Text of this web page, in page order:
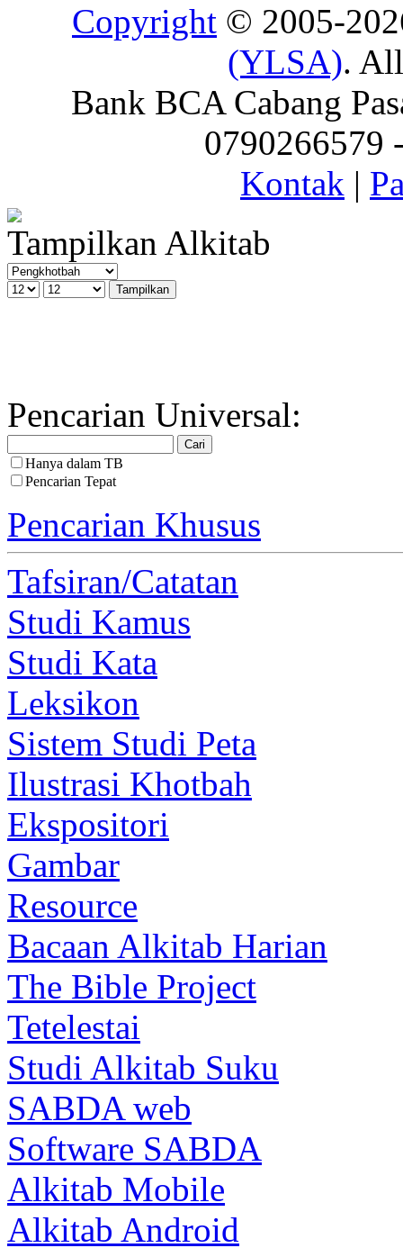
Copyright © 2005-
(YLSA).
Bank BCA Cabang
0790266579
Kontak |
Tampilkan Alkitab
Pencarian Universal:
Hanya dalam TB
Pencarian Tepat
Pencarian Khusus
Tafsiran/Catatan
Studi Kamus
Studi Kata
Leksikon
Sistem Studi Peta
Ilustrasi Khotbah
Ekspositori
Gambar
Resource
Bacaan Alkitab Harian
The Bible Project
Tetelestai
Studi Alkitab Suku
SABDA web
Software SABDA
Alkitab Mobile
Alkitab Android